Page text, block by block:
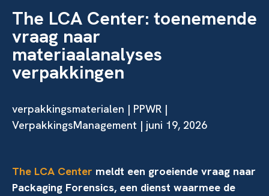
The LCA Center: toenemende
vraag naar
materiaalanalyses
verpakkingen
verpakkingsmaterialen | PPWR |
VerpakkingsManagement | juni 19, 2026
The LCA Center meldt een groeiende vraag naar
Packaging Forensics, een dienst waarmee de